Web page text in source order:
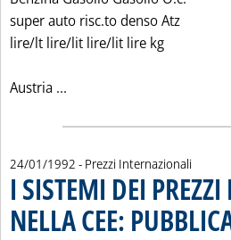
super auto risc.to denso Atz
lire/lt lire/lit lire/lit lire kg
Austria ...
24/01/1992 - Prezzi Internazionali
I SISTEMI DEI
NELLA CEE: